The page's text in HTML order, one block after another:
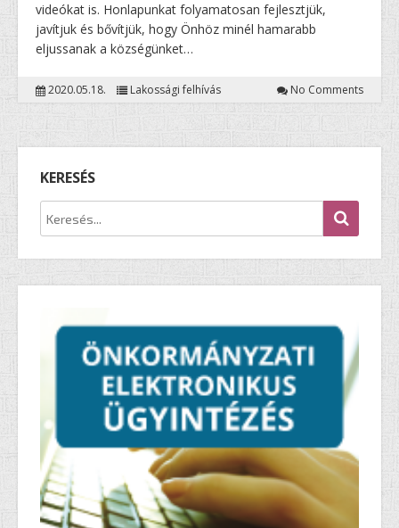
videókat is. Honlapunkat folyamatosan fejlesztjük,
javítjuk és bővítjük, hogy Önhöz minél hamarabb
eljussanak a községünket…
2020.05.18. Lakossági felhívás No Comments
KERESÉS